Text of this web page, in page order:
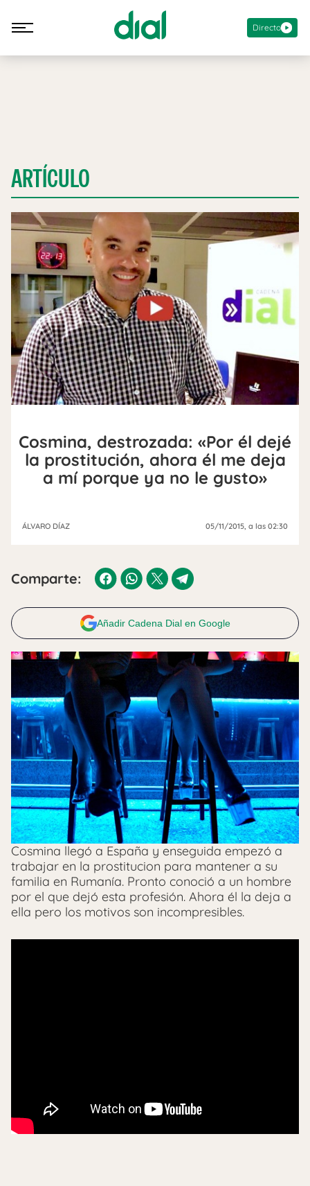
Directo
ARTÍCULO
Cosmina, destrozada: «Por él dejé
la prostitución, ahora él me deja
a mí porque ya no le gusto»
ÁLVARO DÍAZ 05/11/2015 , a las 02:30
Comparte:
Añadir Cadena Dial en Google
Cosmina llegó a España y enseguida empezó a
trabajar en la prostitucion para mantener a su
familia en Rumanía. Pronto conoció a un hombre
por el que dejó esta profesión. Ahora él la deja a
ella pero los motivos son incompresibles.